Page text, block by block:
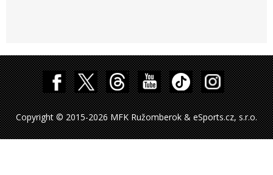
Copyright © 2015-2026 MFK Ružomberok & eSports.cz, s.r.o.